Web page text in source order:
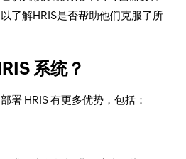
了解HRIS是否帮助他们克服了所
系统？
署 HRIS 有更多优势，包括：